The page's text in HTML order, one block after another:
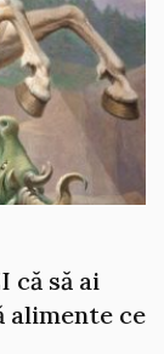
că să ai
ce